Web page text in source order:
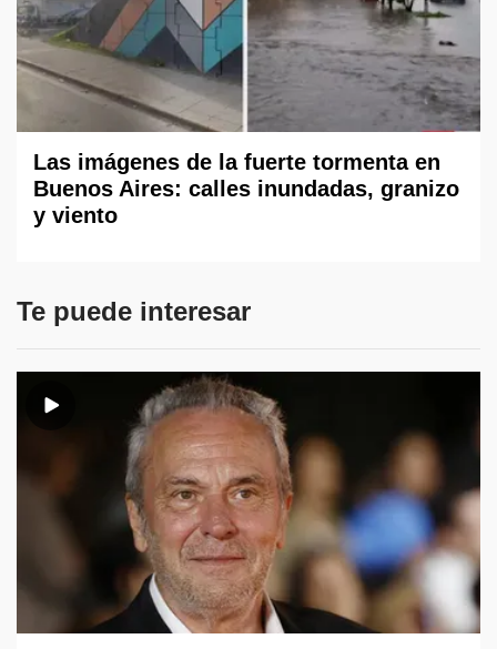
Las imágenes de la fuerte tormenta en
Buenos Aires: calles inundadas, granizo
y viento
Te puede interesar